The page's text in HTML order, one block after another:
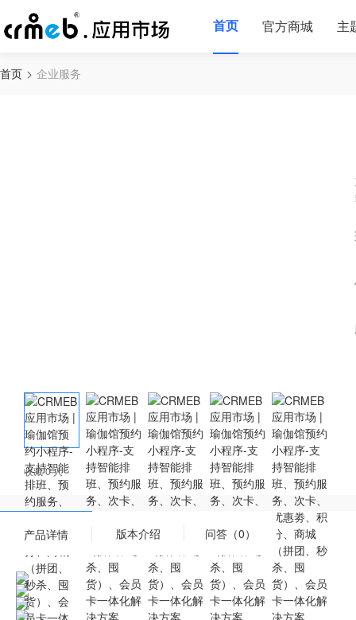
首页 官方商城 主
首页 企业服务
收藏 0 人
产品详情 版本介绍 问答（0）